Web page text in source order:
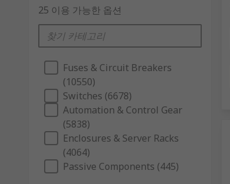
25 이용 가능한 옵션
Fuses & Circuit Breakers
(10550)
Switches (6678)
Automation & Control Gear
(5838)
Enclosures & Server Racks
(4064)
Passive Components (445)